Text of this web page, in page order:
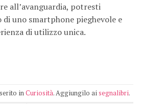
all’avanguardia, potresti
di uno smartphone pieghevole e
di utilizzo unica.
inCuriosità. Aggiungilo aisegnalibri.